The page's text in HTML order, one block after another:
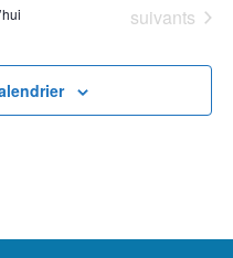
Évènements
suivants